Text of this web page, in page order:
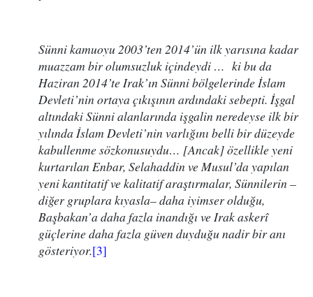
Sünni kamuoyu 2003’ten 2014’ün ilk yarısına kadar
muazzam bir olumsuzluk içindeydi … ki bu da
Haziran 2014’te Irak’ın Sünni bölgelerinde İslam
Devleti’nin ortaya çıkışının ardındaki sebepti. İşgal
altındaki Sünni alanlarında işgalin neredeyse ilk bir
yılında İslam Devleti’nin varlığını belli bir düzeyde
kabullenme sözkonusuydu… [Ancak] özellikle yeni
kurtarılan Enbar, Selahaddin ve Musul’da yapılan
yeni kantitatif ve kalitatif araştırmalar, Sünnilerin –
diğer gruplara kıyasla– daha iyimser olduğu,
Başbakan’a daha fazla inandığı ve Irak askerî
güçlerine daha fazla güven duyduğu nadir bir anı
gösteriyor.[3]